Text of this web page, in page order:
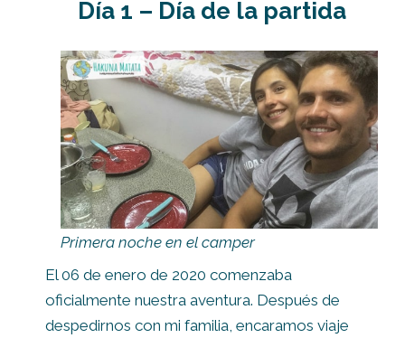
Día 1 – Día de la partida
Primera noche en el camper
El 06 de enero de 2020 comenzaba
oficialmente nuestra aventura. Después de
despedirnos con mi familia, encaramos viaje